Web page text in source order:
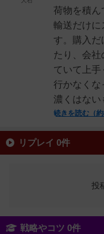
荷物を積ん
輸送だけに
す。購入だ
たり、会社
ていて上手
行かなくな
濃くはない
続きを読む（約
リプレイ 0件
投
戦略やコツ 0件